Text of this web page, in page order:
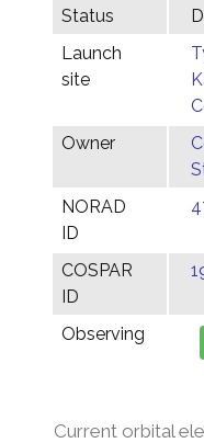
Status
Launch
site
Owner
NORAD
ID
COSPAR
ID
Observing
Current orbital